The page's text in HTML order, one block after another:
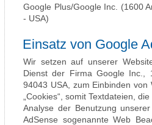
Google Plus/Google Inc. (1600
- USA)
Einsatz von Google
Wir setzen auf unserer
Dienst der Firma Google Inc.,
94043 USA, zum Einbinden
„Cookies“, somit Textdateien,
Analyse der Benutzung
AdSense sogenannte Web